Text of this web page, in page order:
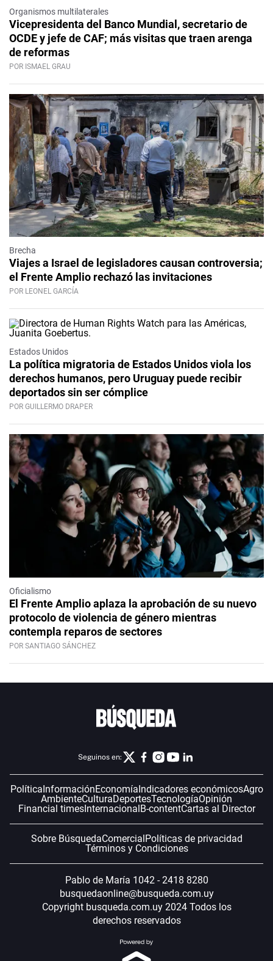
Organismos multilaterales
Vicepresidenta del Banco Mundial, secretario de
OCDE y jefe de CAF; más visitas que traen arenga
de reformas
POR ISMAEL GRAU
Brecha
Viajes a Israel de legisladores causan controversia;
el Frente Amplio rechazó las invitaciones
POR LEONEL GARCÍA
Estados Unidos
La política migratoria de Estados Unidos viola los
derechos humanos, pero Uruguay puede recibir
deportados sin ser cómplice
POR GUILLERMO DRAPER
Oficialismo
El Frente Amplio aplaza la aprobación de su nuevo
protocolo de violencia de género mientras
contempla reparos de sectores
POR SANTIAGO SÁNCHEZ
Seguinos en:
PolíticaInformaciónEconomíaIndicadores económicosAgro
AmbienteCulturaDeportesTecnologíaOpinión
Financial timesInternacionalB-contentCartas al Director
Sobre BúsquedaComercialPolíticas de privacidad
Términos y Condiciones
Pablo de María 1042 - 2418 8280
busquedaonline@busqueda.com.uy
Copyright busqueda.com.uy 2024 Todos los
derechos reservados